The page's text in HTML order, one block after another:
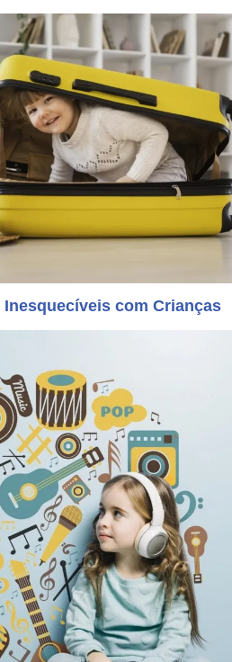
Inesquecíveis com Crianças